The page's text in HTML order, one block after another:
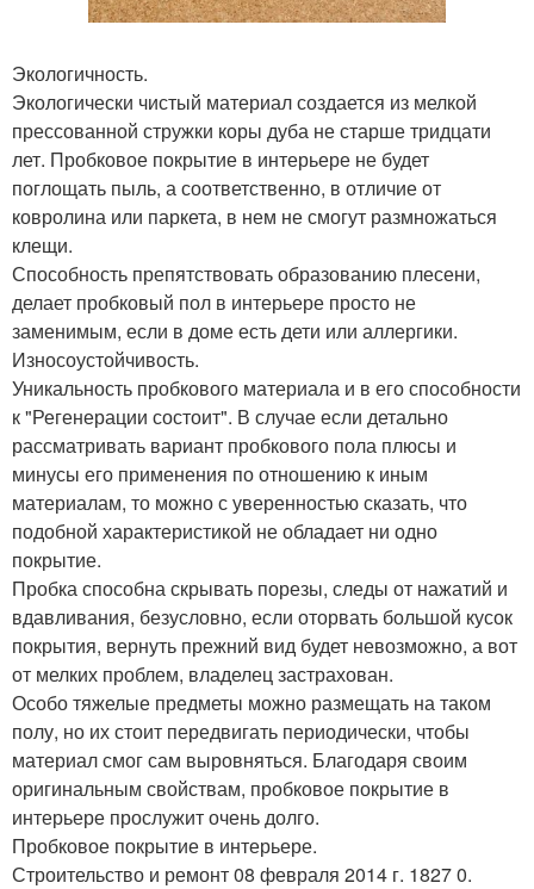
Экологичность.
Экологически чистый материал создается из мелкой
прессованной стружки коры дуба не старше тридцати
лет. Пробковое покрытие в интерьере не будет
поглощать пыль, а соответственно, в отличие от
ковролина или паркета, в нем не смогут размножаться
клещи.
Способность препятствовать образованию плесени,
делает пробковый пол в интерьере просто не
заменимым, если в доме есть дети или аллергики.
Износоустойчивость.
Уникальность пробкового материала и в его способности
к "Регенерации состоит". В случае если детально
рассматривать вариант пробкового пола плюсы и
минусы его применения по отношению к иным
материалам, то можно с уверенностью сказать, что
подобной характеристикой не обладает ни одно
покрытие.
Пробка способна скрывать порезы, следы от нажатий и
вдавливания, безусловно, если оторвать большой кусок
покрытия, вернуть прежний вид будет невозможно, а вот
от мелких проблем, владелец застрахован.
Особо тяжелые предметы можно размещать на таком
полу, но их стоит передвигать периодически, чтобы
материал смог сам выровняться. Благодаря своим
оригинальным свойствам, пробковое покрытие в
интерьере прослужит очень долго.
Пробковое покрытие в интерьере.
Строительство и ремонт 08 февраля 2014 г. 1827 0.